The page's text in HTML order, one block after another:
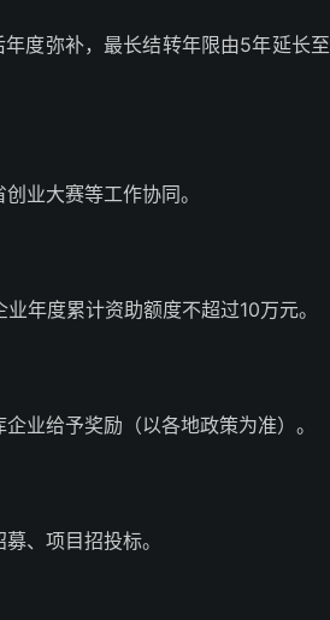
度弥补，最长结转年限由5年延长至
业大赛等工作协同。
年度累计资助额度不超过10万元。
业给予奖励（以各地政策为准）。
、项目招投标。